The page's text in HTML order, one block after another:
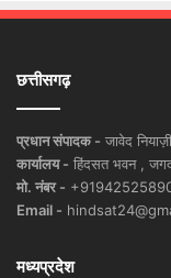
छत्तीसगढ़
प्रधान संपादक - जावेद नियाज़ी
कार्यालय - हिंदसत भवन ,
मो. नंबर -
Email -
मध्यप्रदेश